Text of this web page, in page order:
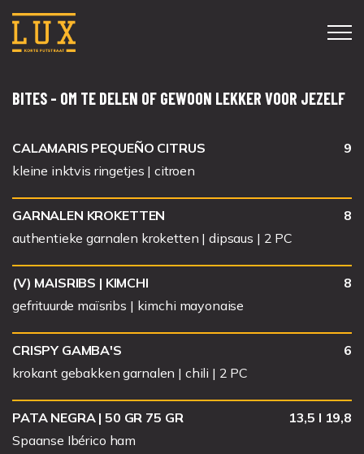
MENU
WIJNKAART
BITES & COCKTAILS
JOB
CADEAUBON
BITES - OM TE DELEN OF GEWOON LEKKER VOOR JEZELF
CALAMARIS PEQUEÑO CITRUS
9
kleine inktvis ringetjes | citroen
GARNALEN KROKETTEN
8
authentieke garnalen kroketten | dipsaus | 2 PC
(V) MAISRIBS | KIMCHI
8
gefrituurde maïsribs | kimchi mayonaise
CRISPY GAMBA'S
6
krokant gebakken garnalen | chili | 2 PC
PATA NEGRA | 50 GR 75 GR
13,5 I 19,8
Spaanse Ibérico ham